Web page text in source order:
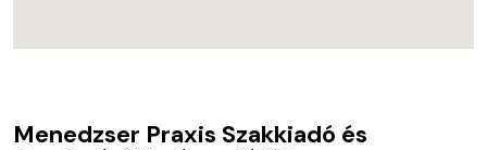
Menedzser Praxis Szakkiadó és